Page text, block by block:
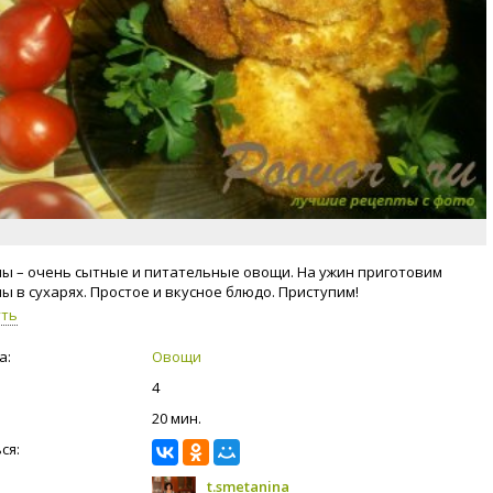
– очень сытные и питательные овощи. На ужин приготовим
в сухарях. Простое и вкусное блюдо. Приступим!
Овощи
4
20 мин.
t.smetanina